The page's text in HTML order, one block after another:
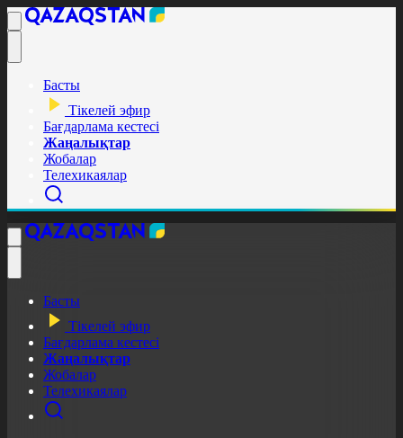
Басты
Тікелей эфир
Бағдарлама кестесі
Жаңалықтар
Жобалар
Телехикаялар
Басты
Тікелей эфир
Бағдарлама кестесі
Жаңалықтар
Жобалар
Телехикаялар